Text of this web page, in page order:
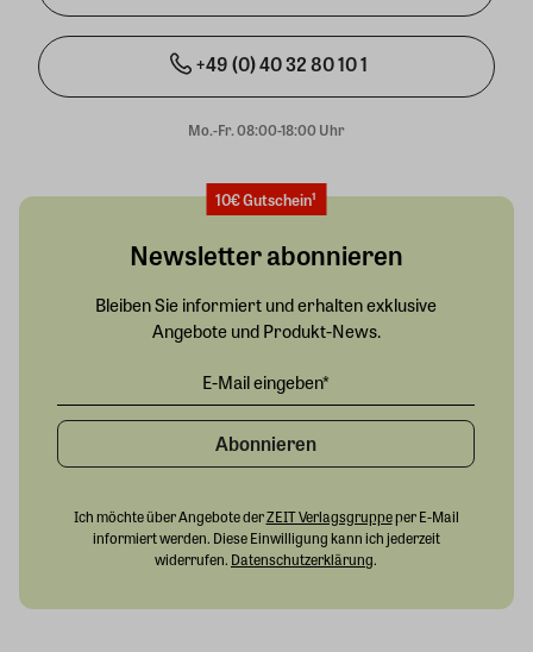
+49 (0) 40 32 80 10 1
Mo.-Fr. 08:00-18:00 Uhr
10€ Gutschein¹
Newsletter abonnieren
Bleiben Sie informiert und erhalten exklusive
Angebote und Produkt-News.
Abonnieren
Ich möchte über Angebote derZEIT Verlagsgruppeper E-Mail
informiert werden. Diese Einwilligung kann ich jederzeit
widerrufen. Datenschutzerklärung.